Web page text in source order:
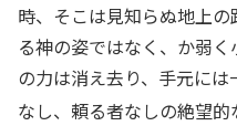
時、そこは見知らぬ地上
る神の姿ではなく、か弱
の力は消え去り、手元に
なし、頼る者なしの絶望的